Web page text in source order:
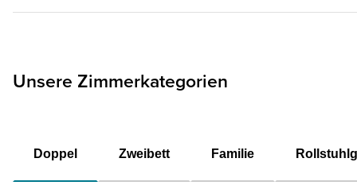
Unsere Zimmerkategorien
Doppel Zweibett Familie